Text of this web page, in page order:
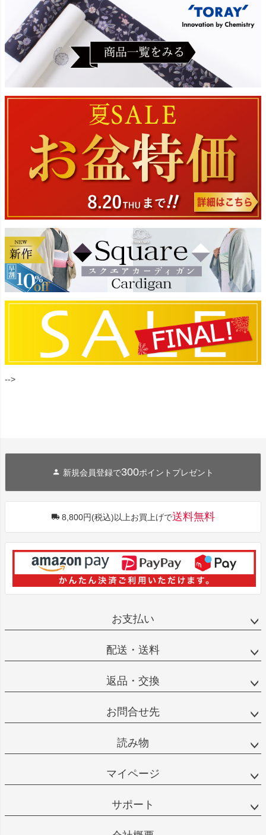
-->
新規会員登録で300ポイントプレゼント
8,800円(税込)以上お買上げで送料無料
お支払い
配送・送料
返品・交換
お問合せ先
読み物
マイページ
サポート